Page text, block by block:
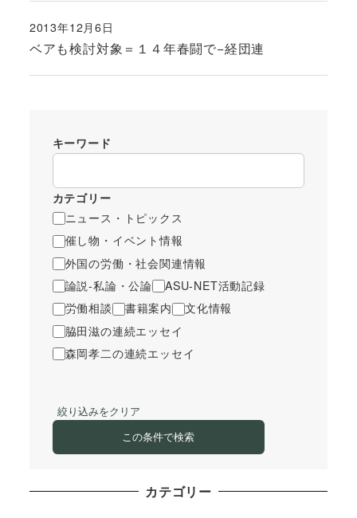
ベアも検討対象＝１４年春闘で−経団連
投稿日
2013年12月6日
キーワード
カテゴリー
ニュース・トピックス
催し物・イベント情報
外国の労働・社会関連情報
論説-私論・公論
ASU-NET活動記録
労働相談
書籍案内
文化情報
脇田滋の連続エッセイ
森岡孝二の連続エッセイ
絞り込みをクリア
この条件で検索
カテゴリー